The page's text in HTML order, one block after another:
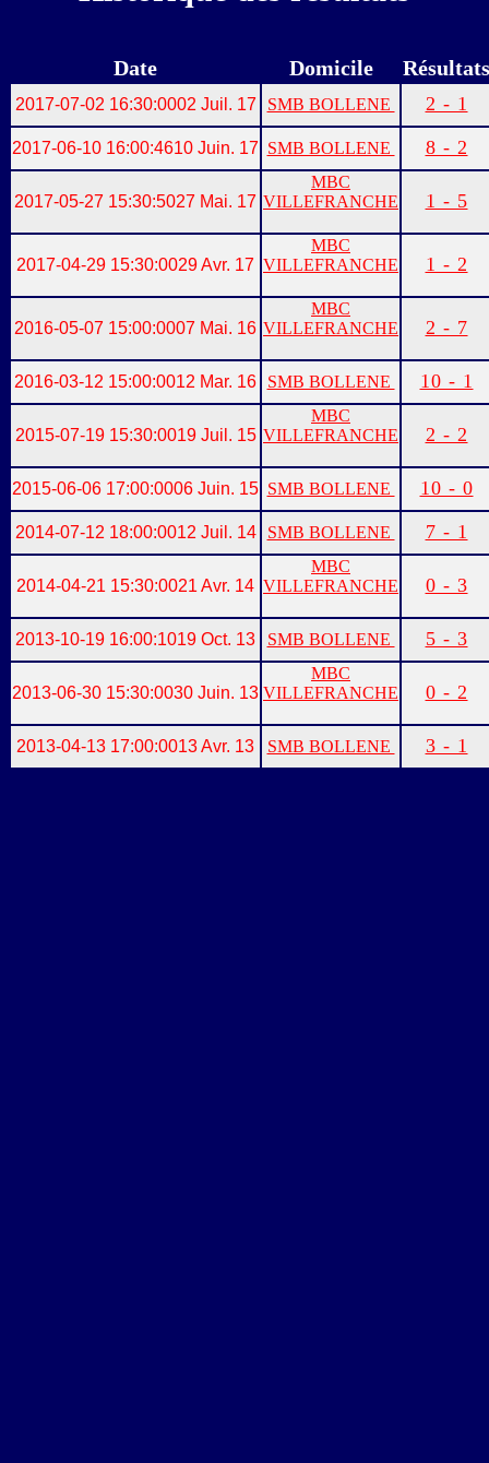
Date Domicile Résultats
2017-07-02 16:30:0002 Juil. 17 SMB BOLLENE 2 - 1
2017-06-10 16:00:4610 Juin. 17 SMB BOLLENE 8 - 2
2017-05-27 15:30:5027 Mai. 17
MBC
VILLEFRANCHE
1 - 5
2017-04-29 15:30:0029 Avr. 17
MBC
VILLEFRANCHE
1 - 2
2016-05-07 15:00:0007 Mai. 16
MBC
VILLEFRANCHE
2 - 7
2016-03-12 15:00:0012 Mar. 16 SMB BOLLENE 10 - 1
2015-07-19 15:30:0019 Juil. 15
MBC
VILLEFRANCHE
2 - 2
2015-06-06 17:00:0006 Juin. 15 SMB BOLLENE 10 - 0
2014-07-12 18:00:0012 Juil. 14 SMB BOLLENE 7 - 1
2014-04-21 15:30:0021 Avr. 14
MBC
VILLEFRANCHE
0 - 3
2013-10-19 16:00:1019 Oct. 13 SMB BOLLENE 5 - 3
2013-06-30 15:30:0030 Juin. 13
MBC
VILLEFRANCHE
0 - 2
2013-04-13 17:00:0013 Avr. 13 SMB BOLLENE 3 - 1